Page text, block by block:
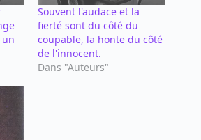
Souvent l'audace et la
fierté sont du côté du
coupable, la honte du côté
de l'innocent.
Dans "Auteurs"